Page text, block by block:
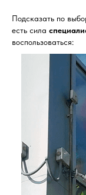
Подсказать по
есть сила
воспользоваться: